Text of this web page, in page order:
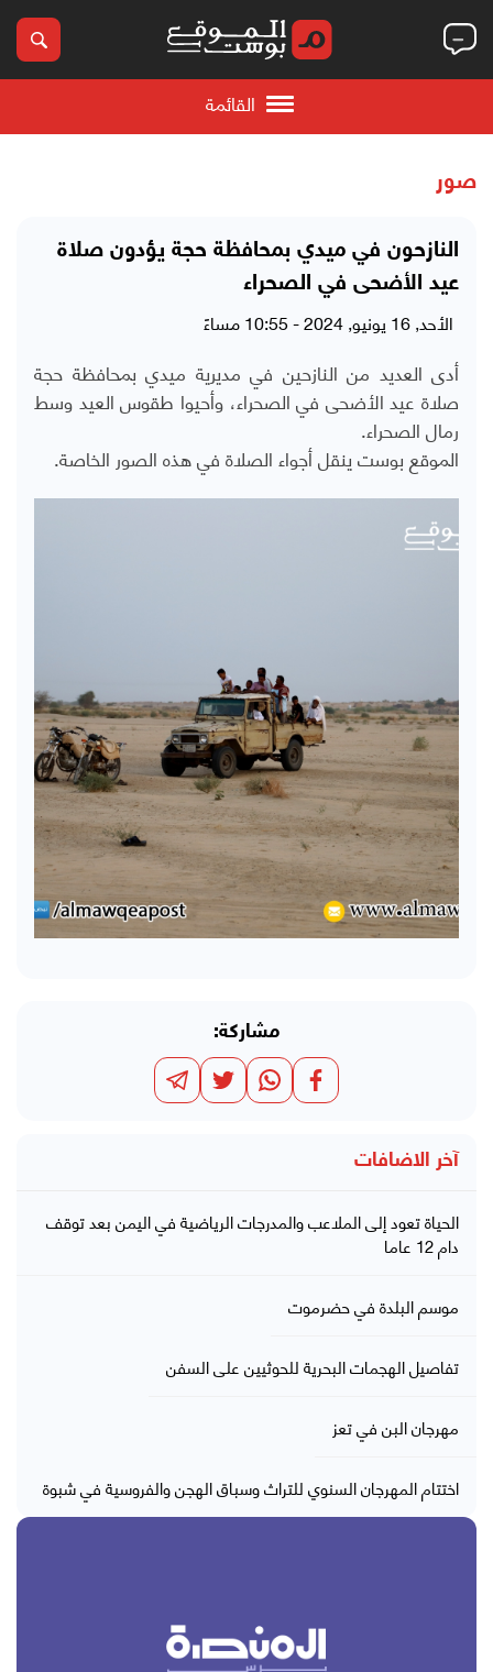
القائمة
صور
النازحون في ميدي بمحافظة حجة يؤدون صلاة
عيد الأضحى في الصحراء
الأحد, 16 يونيو, 2024 - 10:55 مساءً
أدى العديد من النازحين في مديرية ميدي بمحافظة حجة
صلاة عيد الأضحى في الصحراء، وأحيوا طقوس العيد وسط
رمال الصحراء.
الموقع بوست ينقل أجواء الصلاة في هذه الصور الخاصة.
مشاركة:
آخر الاضافات
الحياة تعود إلى الملاعب والمدرجات الرياضية في اليمن بعد توقف
دام 12 عاما
موسم البلدة في حضرموت
تفاصيل الهجمات البحرية للحوثيين على السفن
مهرجان البن في تعز
اختتام المهرجان السنوي للتراث وسباق الهجن والفروسية في شبوة